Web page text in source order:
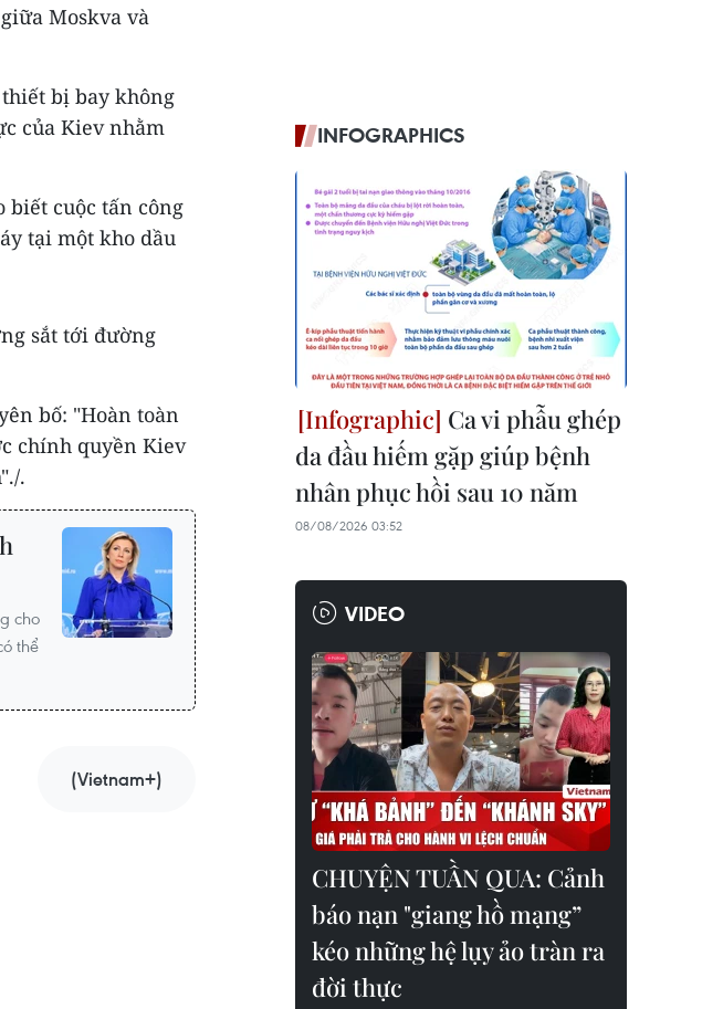
Moskva và
bị bay không
của Kiev nhằm
biết cuộc tấn công
tại một kho dầu
sắt tới đường
bố: "Hoàn toàn
chính quyền Kiev
.
cho
thể
(Vietnam+)
INFOGRAPHICS
Ca vi phẫu ghép
da đầu hiếm gặp giúp bệnh
nhân phục hồi sau 10 năm
08/08/2026 03:52
VIDEO
CHUYỆN TUẦN QUA: Cảnh
báo nạn "giang hồ mạng”
kéo những hệ lụy ảo tràn ra
đời thực